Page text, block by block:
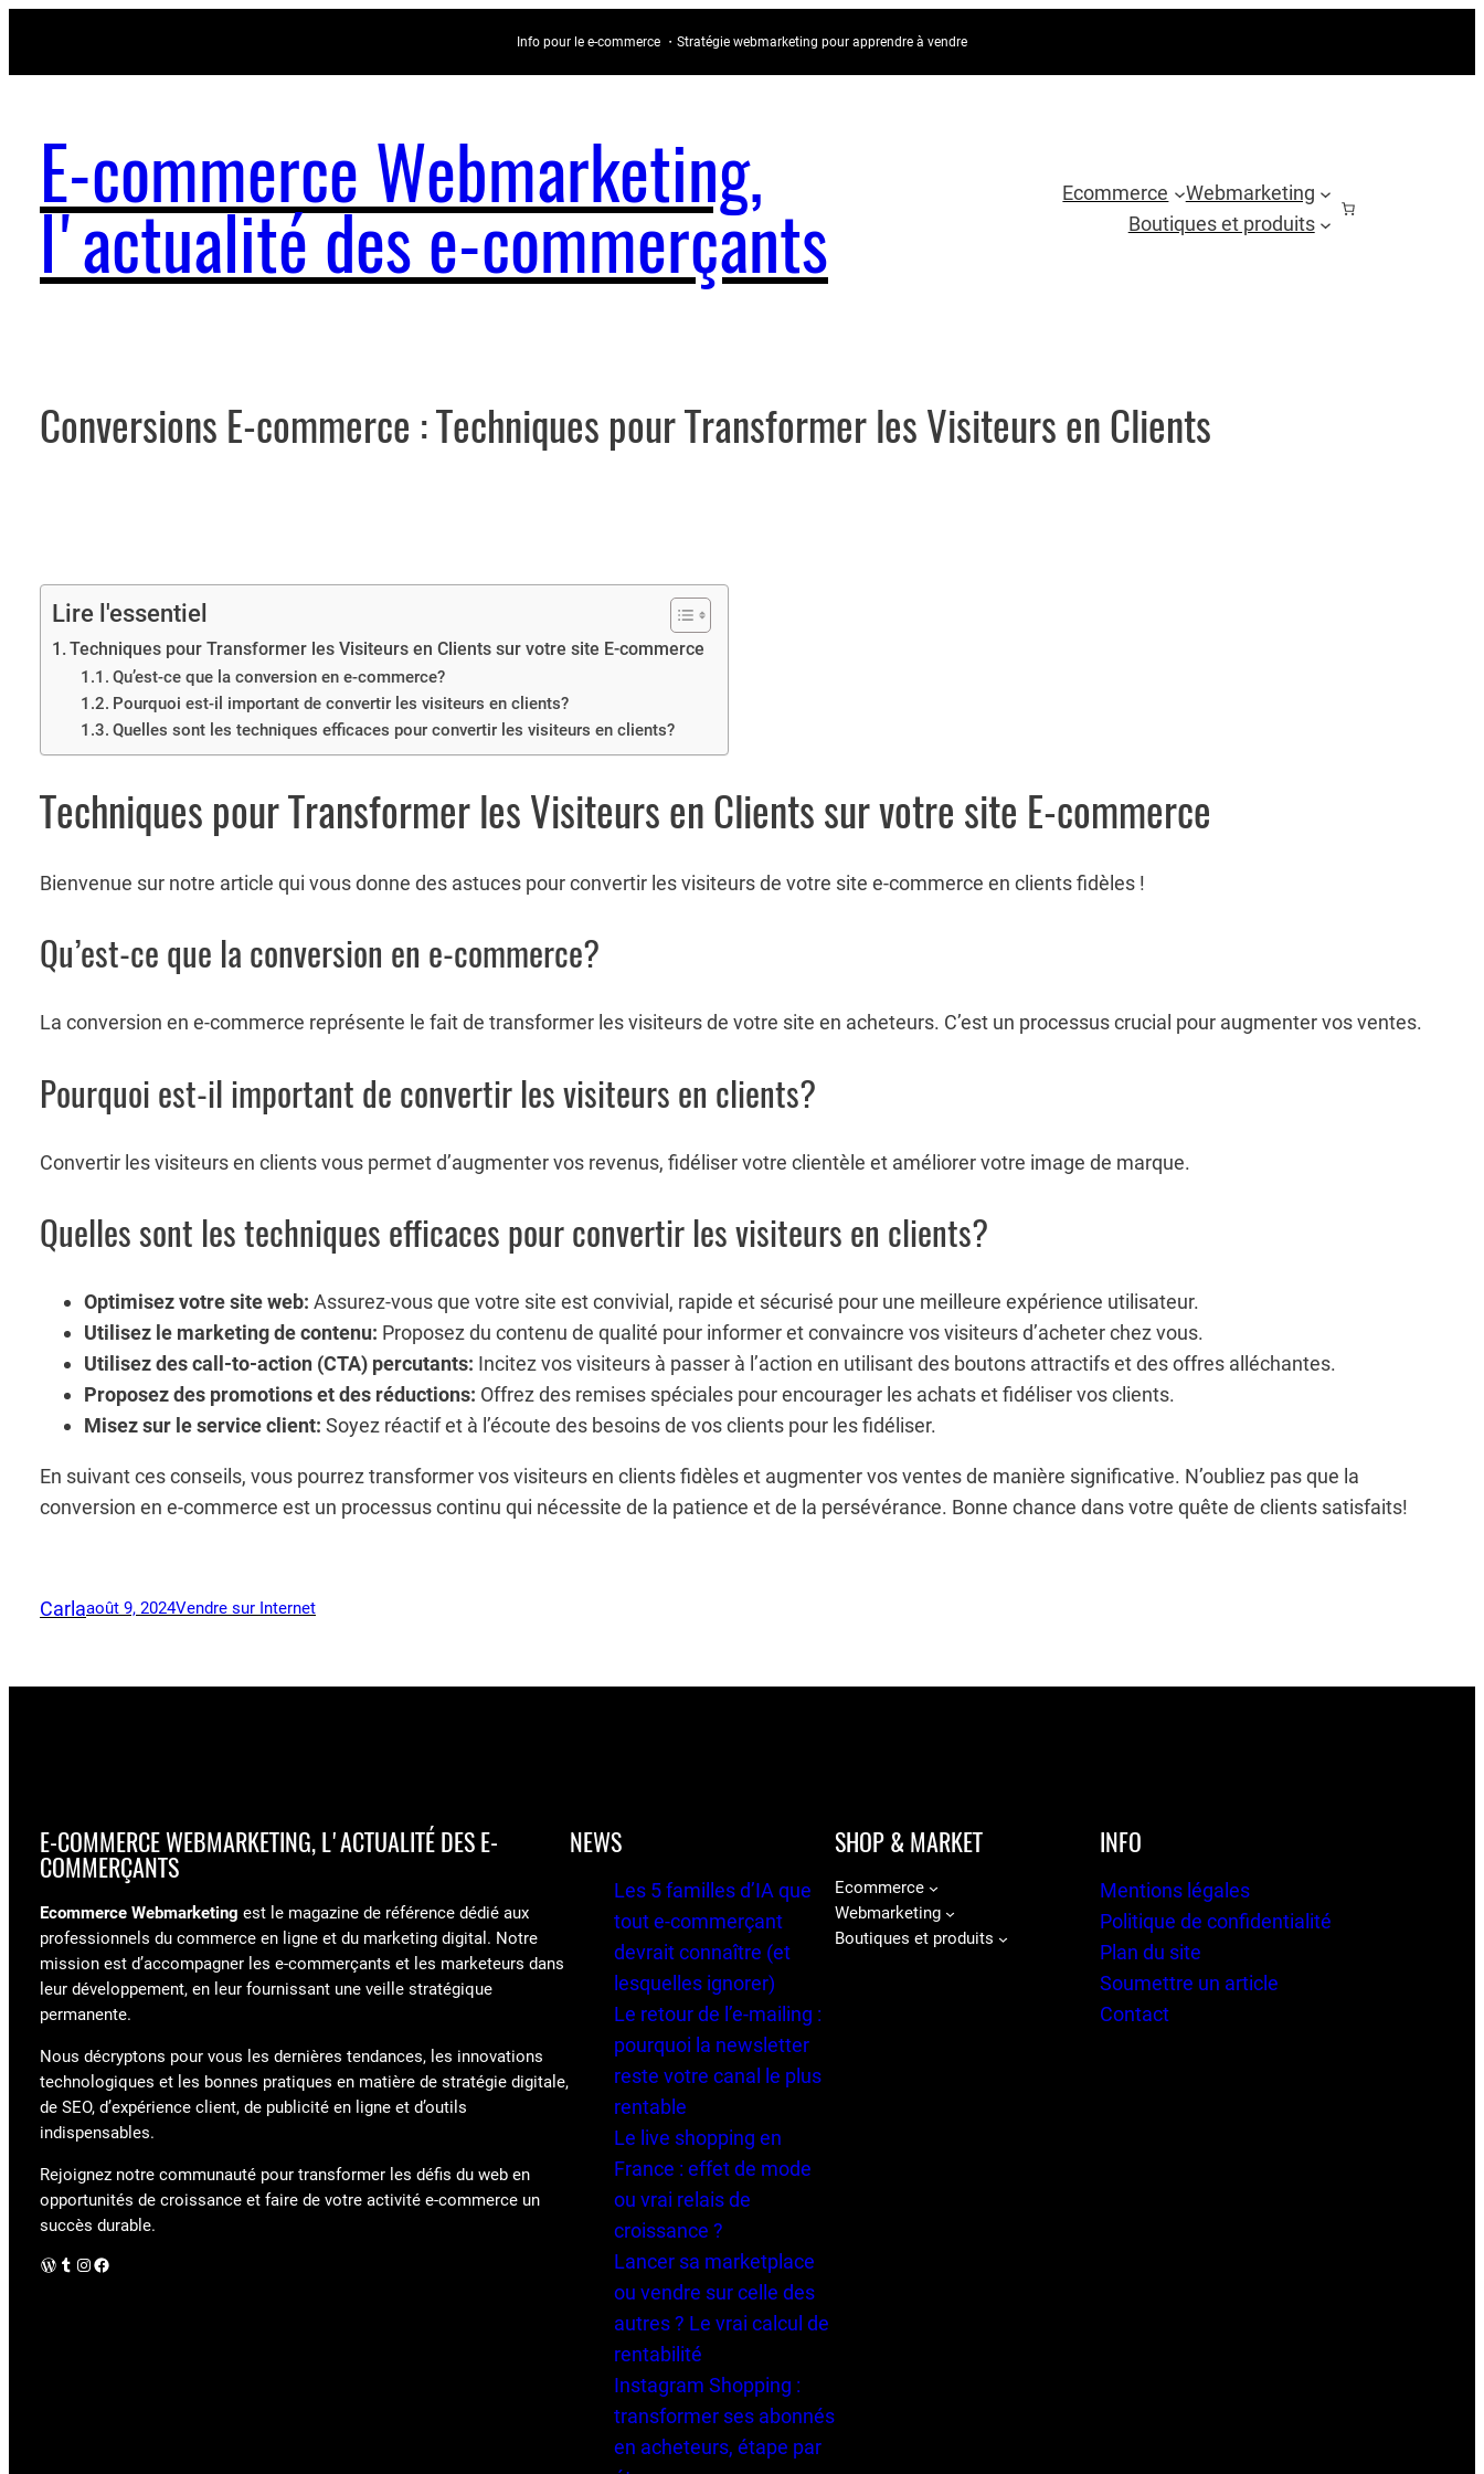
Info pour le e-commerce ・Stratégie webmarketing pour apprendre à vendre
E-commerce Webmarketing,
l'actualité des e-commerçants
Ecommerce
Webmarketing
Boutiques et produits
Conversions E-commerce : Techniques pour Transformer les Visiteurs en Clients
Lire l'essentiel
Techniques pour Transformer les Visiteurs en Clients sur votre site E-commerce
Qu’est-ce que la conversion en e-commerce?
Pourquoi est-il important de convertir les visiteurs en clients?
Quelles sont les techniques efficaces pour convertir les visiteurs en clients?
Techniques pour Transformer les Visiteurs en Clients sur votre site E-commerce
Bienvenue sur notre article qui vous donne des astuces pour convertir les visiteurs de votre site e-commerce en clients fidèles !
Qu’est-ce que la conversion en e-commerce?
La conversion en e-commerce représente le fait de transformer les visiteurs de votre site en acheteurs. C’est un processus crucial pour augmenter vos ventes.
Pourquoi est-il important de convertir les visiteurs en clients?
Convertir les visiteurs en clients vous permet d’augmenter vos revenus, fidéliser votre clientèle et améliorer votre image de marque.
Quelles sont les techniques efficaces pour convertir les visiteurs en clients?
Optimisez votre site web: Assurez-vous que votre site est convivial, rapide et sécurisé pour une meilleure expérience utilisateur.
Utilisez le marketing de contenu: Proposez du contenu de qualité pour informer et convaincre vos visiteurs d’acheter chez vous.
Utilisez des call-to-action (CTA) percutants: Incitez vos visiteurs à passer à l’action en utilisant des boutons attractifs et des offres alléchantes.
Proposez des promotions et des réductions: Offrez des remises spéciales pour encourager les achats et fidéliser vos clients.
Misez sur le service client: Soyez réactif et à l’écoute des besoins de vos clients pour les fidéliser.
En suivant ces conseils, vous pourrez transformer vos visiteurs en clients fidèles et augmenter vos ventes de manière significative. N’oubliez pas que la
conversion en e-commerce est un processus continu qui nécessite de la patience et de la persévérance. Bonne chance dans votre quête de clients satisfaits!
Carlaaoût 9, 2024Vendre sur Internet
E-COMMERCE WEBMARKETING, L'ACTUALITÉ DES E-
COMMERÇANTS
Ecommerce Webmarketing est le magazine de référence dédié aux
professionnels du commerce en ligne et du marketing digital. Notre
mission est d’accompagner les e-commerçants et les marketeurs dans
leur développement, en leur fournissant une veille stratégique
permanente.
Nous décryptons pour vous les dernières tendances, les innovations
technologiques et les bonnes pratiques en matière de stratégie digitale,
de SEO, d’expérience client, de publicité en ligne et d’outils
indispensables.
Rejoignez notre communauté pour transformer les défis du web en
opportunités de croissance et faire de votre activité e-commerce un
succès durable.
WordPress Instagram Facebook
NEWS
Les 5 familles d’IA que
tout e-commerçant
devrait connaître (et
lesquelles ignorer)
Le retour de l’e-mailing :
pourquoi la newsletter
reste votre canal le plus
rentable
Le live shopping en
France : effet de mode
ou vrai relais de
croissance ?
Lancer sa marketplace
ou vendre sur celle des
autres ? Le vrai calcul de
rentabilité
Instagram Shopping :
transformer ses abonnés
en acheteurs, étape par
SHOP & MARKET
Ecommerce
Webmarketing
Boutiques et produits
INFO
Mentions légales
Politique de confidentialité
Plan du site
Soumettre un article
Contact